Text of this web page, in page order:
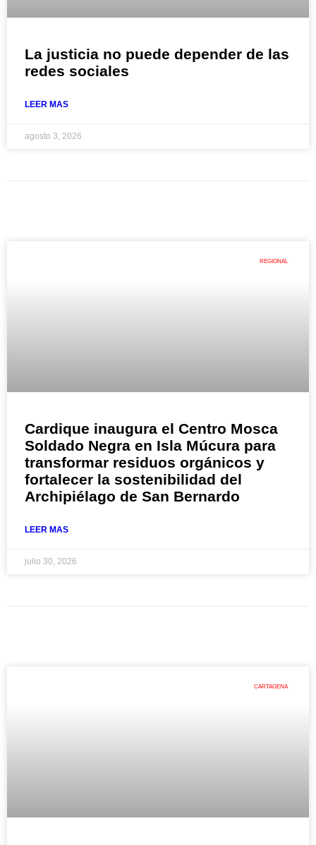
La justicia no puede depender de las
redes sociales
LEER MAS
agosto 3, 2026
REGIONAL
Cardique inaugura el Centro Mosca
Soldado Negra en Isla Múcura para
transformar residuos orgánicos y
fortalecer la sostenibilidad del
Archipiélago de San Bernardo
LEER MAS
julio 30, 2026
CARTAGENA